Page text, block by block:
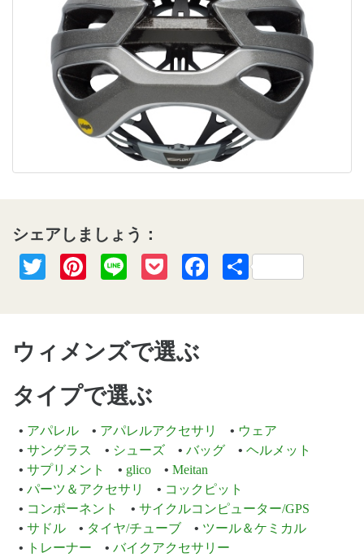
シェアしましょう：
TwitterPinterest
Line PocketFacebook
共
ウィメンズで選ぶ
タイプで選ぶ
アパレル アパレルアクセサリ
ウェア
サングラス
シューズ バッグ
ヘルメット
サプリメント
glico
Meitan
パーツ＆アクセサリ
コックピット
コンポーネント
サイクルコンピューター/GPS
サドル
タイヤ/チューブ
ツール＆ケミカル
トレーナー
バイクアクセサリー